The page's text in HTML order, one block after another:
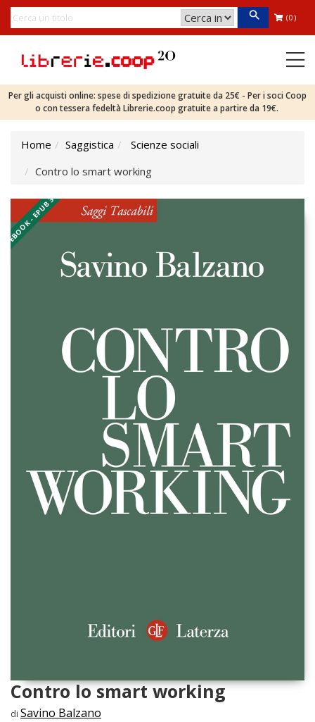
(0)
Per gli acquisti online: spese di spedizione gratuite da 25€ - Per i soci Coop
o con tessera fedeltà Librerie.coop gratuite a partire da 19€.
Home Saggistica
Scienze sociali
Contro lo smart working
EBOOK - EPUB 3
Contro lo smart working
di Savino Balzano